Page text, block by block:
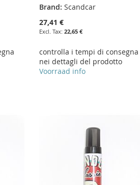
Brand: Scandcar
27,41 €
22,65 €
controlla i tempi di consegna
nei dettagli del prodotto
Voorraad info